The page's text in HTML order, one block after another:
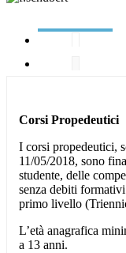
CorsiPropedeutici
I corsi propedeutici,
11/05/2018, sono
studente, delle
senza debiti
primo livello
L’età anagrafica
a 13 anni.